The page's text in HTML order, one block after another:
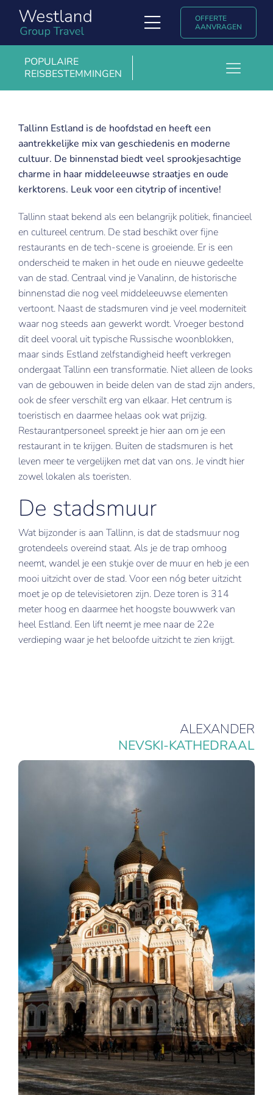
inhoud
Toggle
Navigation
Soorten reizen
Uniglobe ervaringsverhalen & blogs
Contact
English
OFFERTE
AANVRAGEN
POPULAIRE
REISBESTEMMINGEN
Boedapest
Kopenhagen
Krakau
Londen
Madrid
Marrakech
New York
Nice
Tallinn Estland is de hoofdstad en heeft een
aantrekkelijke mix van geschiedenis en moderne
cultuur. De binnenstad biedt veel sprookjesachtige
charme in haar middeleeuwse straatjes en oude
kerktorens. Leuk voor een citytrip of incentive!
Tallinn staat bekend als een belangrijk politiek, financieel
en cultureel centrum. De stad beschikt over fijne
restaurants en de tech-scene is groeiende. Er is een
onderscheid te maken in het oude en nieuwe gedeelte
van de stad. Centraal vind je Vanalinn, de historische
binnenstad die nog veel middeleeuwse elementen
vertoont. Naast de stadsmuren vind je veel moderniteit
waar nog steeds aan gewerkt wordt. Vroeger bestond
dit deel vooral uit typische Russische woonblokken,
maar sinds Estland zelfstandigheid heeft verkregen
ondergaat Tallinn een transformatie. Niet alleen de looks
van de gebouwen in beide delen van de stad zijn anders,
ook de sfeer verschilt erg van elkaar. Het centrum is
toeristisch en daarmee helaas ook wat prijzig.
Restaurantpersoneel spreekt je hier aan om je een
restaurant in te krijgen. Buiten de stadsmuren is het
leven meer te vergelijken met dat van ons. Je vindt hier
zowel lokalen als toeristen.
De stadsmuur
Wat bijzonder is aan Tallinn, is dat de stadsmuur nog
grotendeels overeind staat. Als je de trap omhoog
neemt, wandel je een stukje over de muur en heb je een
mooi uitzicht over de stad. Voor een nóg beter uitzicht
moet je op de televisietoren zijn. Deze toren is 314
meter hoog en daarmee het hoogste bouwwerk van
heel Estland. Een lift neemt je mee naar de 22e
verdieping waar je het beloofde uitzicht te zien krijgt.
ALEXANDER
NEVSKI-KATHEDRAAL